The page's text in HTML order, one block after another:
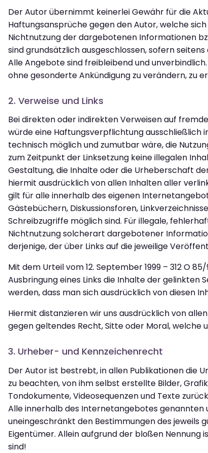
Der Autor übernimmt keinerlei Gewähr für die
Haftungsansprüche gegen den Autor, welche
Nichtnutzung der dargebotenen Informationen
sind grundsätzlich ausgeschlossen, sofern
Alle Angebote sind freibleibend und
ohne gesonderte Ankündigung zu verändern, zu
2. Verweise und Links
Bei direkten oder indirekten Verweisen auf
würde eine Haftungsverpflichtung ausschließlich
technisch möglich und zumutbar wäre, die
zum Zeitpunkt der Linksetzung keine illegalen
Gestaltung, die Inhalte oder die Urheberschaft
hiermit ausdrücklich von allen Inhalten aller
gilt für alle innerhalb des eigenen
Gästebüchern, Diskussionsforen,
Schreibzugriffe möglich sind. Für illegale,
Nichtnutzung solcherart dargebotener
derjenige, der über Links auf die jeweilige
Mit dem Urteil vom 12. September 1999 – 312 O
Ausbringung eines Links die Inhalte der gelinkten
werden, dass man sich ausdrücklich von diesen
Hiermit distanzieren wir uns ausdrücklich von
gegen geltendes Recht, Sitte oder Moral, welche
3. Urheber- und Kennzeichenrecht
Der Autor ist bestrebt, in allen Publikationen die
zu beachten, von ihm selbst erstellte Bilder,
Tondokumente, Videosequenzen und Texte
Alle innerhalb des Internetangebotes
uneingeschränkt den Bestimmungen des jeweils
Eigentümer. Allein aufgrund der bloßen
sind!